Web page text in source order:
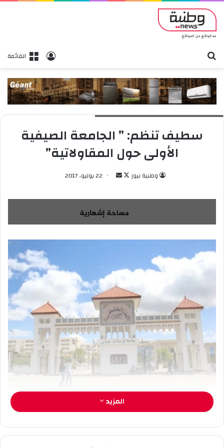
القائمةتسجيل
سطيف تنظم: ” الجامعة الصيفية
الأولى حول المقاولاتية”
وطنية نيوز
ت
ب
ع
ع
س
ل
ب
ا
إ
ل
ك
ت
ر
و
ن
ي
22 يوليو، 2017
الوكالة الوطنية لدعم تشغيل الشباب فرع سطيف وجامعة فرحات عباس
تنظمان الجامعة الصيفية للمقاولاتية
سطيف: معيزة لامية
المزيد